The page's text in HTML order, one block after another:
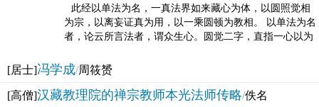
此经以单法为名，一真法界如来藏心为体，以圆照觉相
为宗，以离妄证真为用，以一乘圆顿为教相。 以单法为名
者，论云所言法者，谓众生心。圆觉二字，直指一心以为
[居士]冯学成/周筱赟
[高僧]汉藏教理院的禅宗教师本光法师传略/佚名